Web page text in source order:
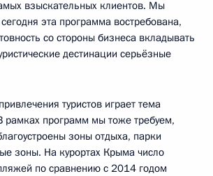
взыскательных клиентов. Мы
эта программа востребована,
со стороны бизнеса вкладывать
дестинации серьёзные
туристов играет тема
рамках программ мы тоже требуем,
зоны отдыха, парки
зоны. На курортах Крыма число
по сравнению с 2014 годом